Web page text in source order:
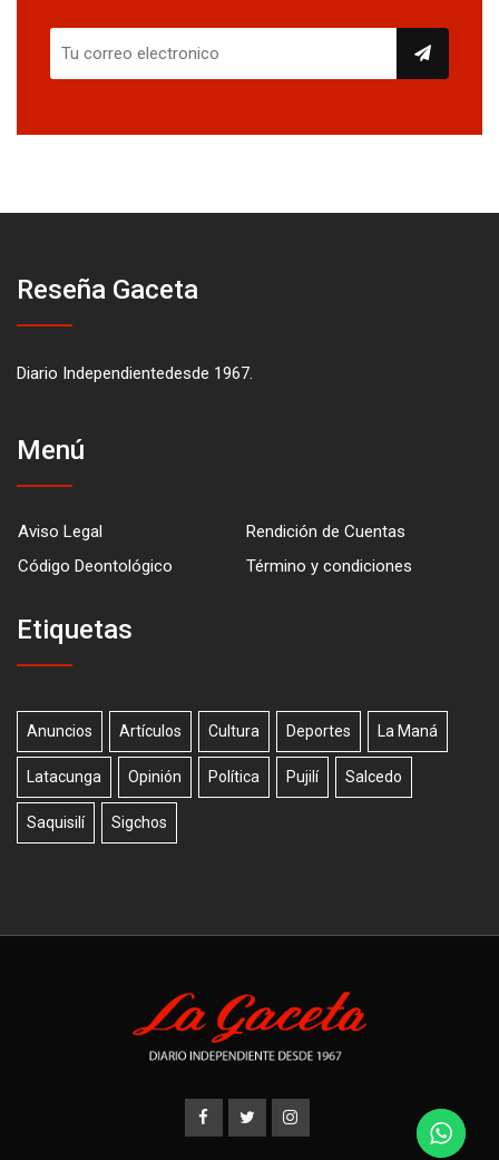
Reseña Gaceta
Diario Independientedesde 1967.
Menú
Aviso Legal
Rendición de Cuentas
Código Deontológico
Término y condiciones
Etiquetas
Anuncios Artículos Cultura Deportes La Maná
Latacunga Opinión Política Pujilí Salcedo
Saquisilí Sigchos